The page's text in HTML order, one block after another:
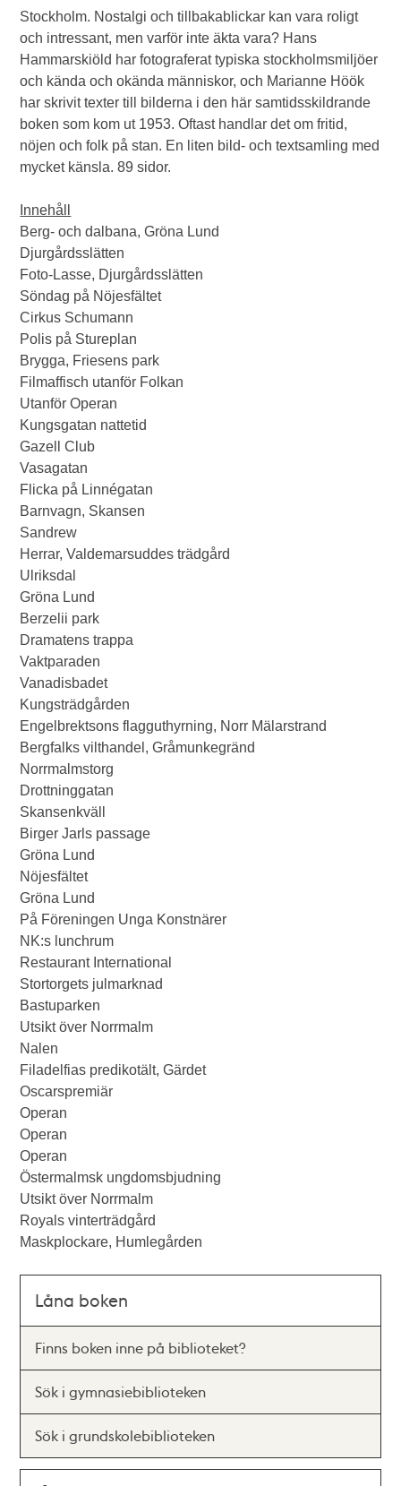
Stockholm. Nostalgi och tillbakablickar kan vara roligt
och intressant, men varför inte äkta vara? Hans
Hammarskiöld har fotograferat typiska stockholmsmiljöer
och kända och okända människor, och Marianne Höök
har skrivit texter till bilderna i den här samtidsskildrande
boken som kom ut 1953. Oftast handlar det om fritid,
nöjen och folk på stan. En liten bild- och textsamling med
mycket känsla. 89 sidor.
Innehåll
Berg- och dalbana, Gröna Lund
Djurgårdsslätten
Foto-Lasse, Djurgårdsslätten
Söndag på Nöjesfältet
Cirkus Schumann
Polis på Stureplan
Brygga, Friesens park
Filmaffisch utanför Folkan
Utanför Operan
Kungsgatan nattetid
Gazell Club
Vasagatan
Flicka på Linnégatan
Barnvagn, Skansen
Sandrew
Herrar, Valdemarsuddes trädgård
Ulriksdal
Gröna Lund
Berzelii park
Dramatens trappa
Vaktparaden
Vanadisbadet
Kungsträdgården
Engelbrektsons flagguthyrning, Norr Mälarstrand
Bergfalks vilthandel, Gråmunkegränd
Norrmalmstorg
Drottninggatan
Skansenkväll
Birger Jarls passage
Gröna Lund
Nöjesfältet
Gröna Lund
På Föreningen Unga Konstnärer
NK:s lunchrum
Restaurant International
Stortorgets julmarknad
Bastuparken
Utsikt över Norrmalm
Nalen
Filadelfias predikotält, Gärdet
Oscarspremiär
Operan
Operan
Operan
Östermalmsk ungdomsbjudning
Utsikt över Norrmalm
Royals vinterträdgård
Maskplockare, Humlegården
Låna boken
Finns boken inne på biblioteket?
Sök i gymnasiebiblioteken
Sök i grundskolebiblioteken